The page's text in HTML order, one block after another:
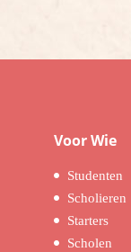
Voor Wie
Studenten
Scholieren
Starters
Scholen